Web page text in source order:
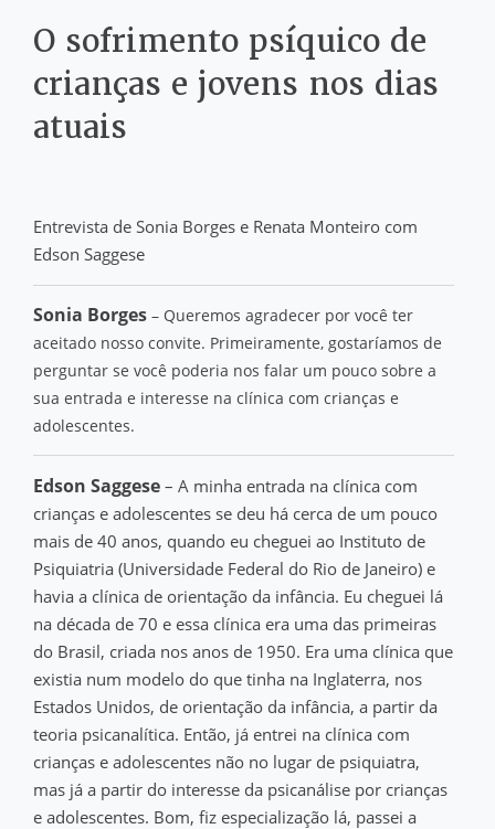
O sofrimento psíquico de
crianças e jovens nos dias
atuais
Entrevista de Sonia Borges e Renata Monteiro com
Edson Saggese
Sonia Borges – Queremos agradecer por você ter
aceitado nosso convite. Primeiramente, gostaríamos de
perguntar se você poderia nos falar um pouco sobre a
sua entrada e interesse na clínica com crianças e
adolescentes.
Edson Saggese – A minha entrada na clínica com
crianças e adolescentes se deu há cerca de um pouco
mais de 40 anos, quando eu cheguei ao Instituto de
Psiquiatria (Universidade Federal do Rio de Janeiro) e
havia a clínica de orientação da infância. Eu cheguei lá
na década de 70 e essa clínica era uma das primeiras
do Brasil, criada nos anos de 1950. Era uma clínica que
existia num modelo do que tinha na Inglaterra, nos
Estados Unidos, de orientação da infância, a partir da
teoria psicanalítica. Então, já entrei na clínica com
crianças e adolescentes não no lugar de psiquiatra,
mas já a partir do interesse da psicanálise por crianças
e adolescentes. Bom, fiz especialização lá, passei a